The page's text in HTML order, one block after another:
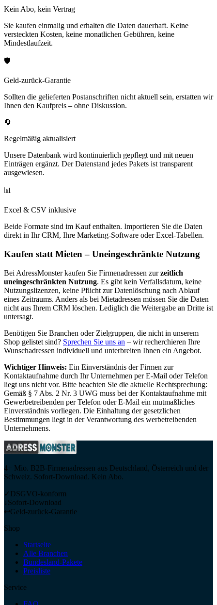
Kein Abo, kein Vertrag
Sie kaufen einmalig und erhalten die Daten dauerhaft. Keine
versteckten Kosten, keine monatlichen Gebühren, keine
Mindestlaufzeit.
🛡️
Geld-zurück-Garantie
Sollten die gelieferten Postanschriften nicht aktuell sein, erstatten wir
Ihnen den Kaufpreis – ohne Diskussion.
🔄
Regelmäßig aktualisiert
Unsere Datenbank wird kontinuierlich gepflegt und mit neuen
Einträgen ergänzt. Der Datenstand jedes Pakets ist transparent
ausgewiesen.
📊
Excel & CSV inklusive
Beide Formate sind im Kauf enthalten. Importieren Sie die Daten
direkt in Ihr CRM, Ihre Marketing-Software oder Excel-Tabellen.
Kaufen statt Mieten – Uneingeschränkte Nutzung
Bei AdressMonster kaufen Sie Firmenadressen zur zeitlich
uneingeschränkten Nutzung. Es gibt kein Verfallsdatum, keine
Nutzungslizenzen, keine Pflicht zur Datenlöschung nach Ablauf
eines Zeitraums. Anders als bei Mietadressen müssen Sie die Daten
nicht aus Ihrem CRM löschen. Lediglich die Weitergabe an Dritte ist
untersagt.
Benötigen Sie Branchen oder Zielgruppen, die nicht in unserem
Shop gelistet sind? Sprechen Sie uns an – wir recherchieren Ihre
Wunschadressen individuell und unterbreiten Ihnen ein Angebot.
Wichtiger Hinweis: Ein Einverständnis der Firmen zur
Kontaktaufnahme durch Ihr Unternehmen per E-Mail oder Telefon
liegt uns nicht vor. Bitte beachten Sie die aktuelle Rechtsprechung:
Gemäß § 7 Abs. 2 Nr. 3 UWG muss bei der Kontaktaufnahme mit
Gewerbetreibenden per Telefon oder E-Mail ein mutmaßliches
Einverständnis vorliegen. Die Einhaltung der gesetzlichen
Bestimmungen liegt in der Verantwortung des werbetreibenden
Unternehmens.
4+ Mio. B2B-Firmenadressen aus Deutschland, Österreich und der
Schweiz. Sofort-Download. Kein Abo.
✓ DSGVO-konform
↓Sofort-Download
↩Geld-zurück-Garantie
Shop
Startseite
Alle Branchen
Bundesland-Pakete
Preisliste
Service